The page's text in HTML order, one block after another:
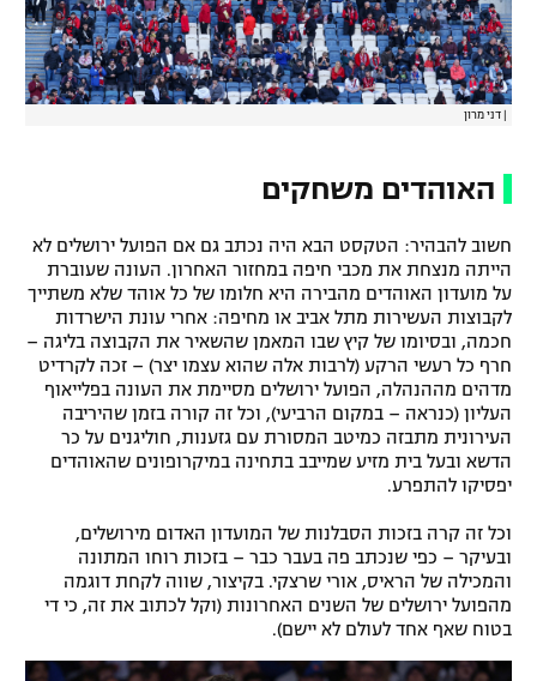
דני מרון
האוהדים משחקים
חשוב להבהיר: הטקסט הבא היה נכתב גם אם הפועל ירושלים לא
הייתה מנצחת את מכבי חיפה במחזור האחרון. העונה שעוברת
על מועדון האוהדים מהבירה היא חלומו של כל אוהד שלא משתייך
לקבוצות העשירות מתל אביב או מחיפה: אחרי עונת הישרדות
חכמה, ובסיומו של קיץ שבו המאמן שהשאיר את הקבוצה בליגה –
חרף כל רעשי הרקע (לרבות אלה שהוא עצמו יצר) – זכה לקרדיט
מדהים מההנהלה, הפועל ירושלים מסיימת את העונה בפלייאוף
העליון (כנראה – במקום הרביעי), וכל זה קורה בזמן שהיריבה
העירונית מתבזה כמיטב המסורת עם גזענות, חוליגנים על כר
הדשא ובעל בית מזיע שמייבב בתחינה במיקרופונים שהאוהדים
יפסיקו להתפרע.
וכל זה קרה בזכות הסבלנות של המועדון האדום מירושלים,
ובעיקר – כפי שנכתב פה בעבר כבר – בזכות רוחו המתונה
והמכילה של הראיס, אורי שרצקי. בקיצור, שווה לקחת דוגמה
מהפועל ירושלים של השנים האחרונות (וקל לכתוב את זה, כי די
בטוח שאף אחד לעולם לא יישם).